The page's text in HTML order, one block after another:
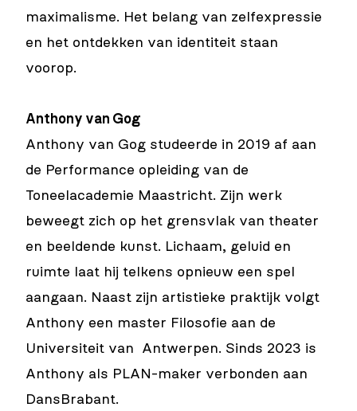
maximalisme. Het belang van zelfexpressie
en het ontdekken van identiteit staan
voorop.
Anthony van Gog
Anthony van Gog studeerde in 2019 af aan
de Performance opleiding van de
Toneelacademie Maastricht. Zijn werk
beweegt zich op het grensvlak van theater
en beeldende kunst. Lichaam, geluid en
ruimte laat hij telkens opnieuw een spel
aangaan. Naast zijn artistieke praktijk volgt
Anthony een master Filosofie aan de
Universiteit van Antwerpen. Sinds 2023 is
Anthony als PLAN-maker verbonden aan
DansBrabant.